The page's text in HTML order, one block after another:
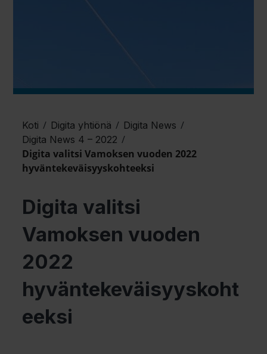
Koti / Digita yhtiönä / Digita News /
Digita News 4 – 2022 /
Digita valitsi Vamoksen vuoden 2022
hyväntekeväisyyskohteeksi
Digita valitsi
Vamoksen vuoden
2022
hyväntekeväisyyskoht
eeksi